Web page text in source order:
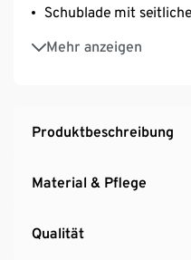
Schublade mit
Mehr anzeigen
Mit Ablageboden unter
Inkl. 4 Rollen, 2 davon
Ideal auch als
Hinweis zu den
Produktbeschreibung
Material & Pflege
Qualität